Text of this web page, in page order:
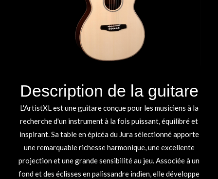
Description de la guitare
L'ArtistXL est une guitare conçue pour les musiciens à la
recherche d'un instrument à la fois puissant, équilibré et
inspirant. Sa table en épicéa du Jura sélectionné apporte
une remarquable richesse harmonique, une excellente
projection et une grande sensibilité au jeu. Associée à un
fond et des éclisses en palissandre indien, elle développe